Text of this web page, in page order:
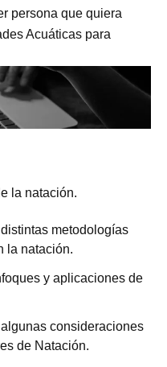
persona que quiera
Acuáticas para
la natación.
metodologías
la natación.
y aplicaciones de
consideraciones
de Natación.